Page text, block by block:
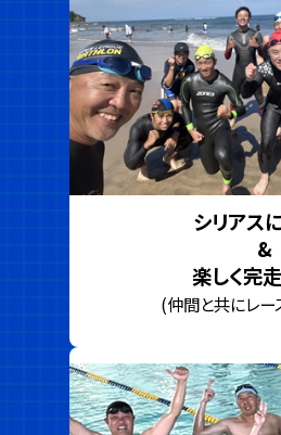
シリアス
&
楽しく完
(仲間と共にレー